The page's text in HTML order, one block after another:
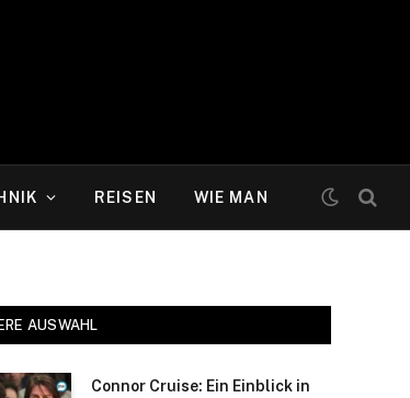
REISEN WIE MAN
AUSWAHL
Connor Cruise: Ein Einblick in